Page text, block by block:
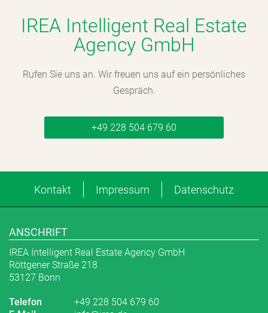
IREA Intelligent Real Estate
Agency GmbH
Rufen Sie uns an. Wir freuen uns auf ein persönliches
Gespräch.
+49 228 504 679 60
Kontakt Impressum Datenschutz
ANSCHRIFT
IREA Intelligent Real Estate Agency GmbH
Röttgener Straße 218
53127 Bonn
Telefon
+49 228 504 679 60